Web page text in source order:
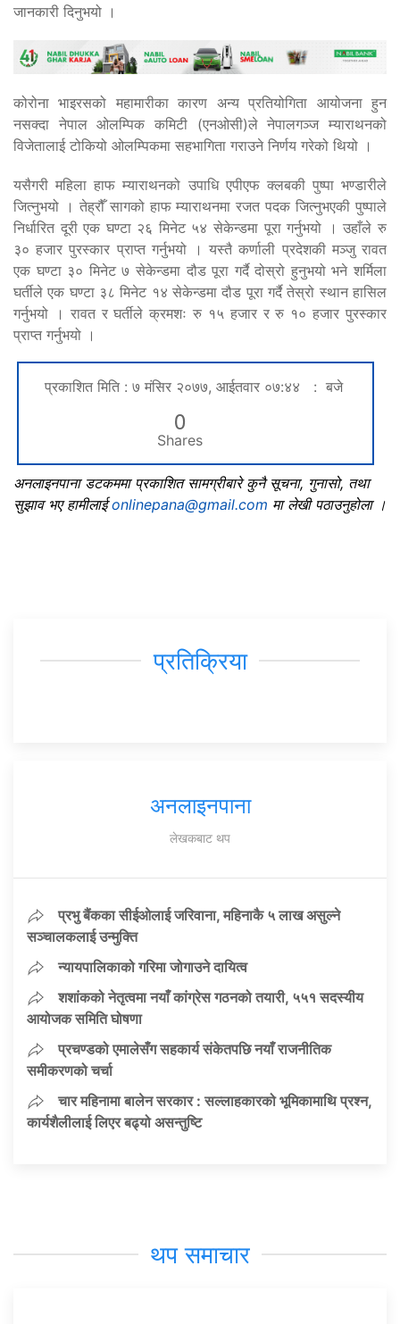
जानकारी दिनुभयो ।
कोरोना भाइरसको महामारीका कारण अन्य प्रतियोगिता आयोजना हुन
नसक्दा नेपाल ओलम्पिक कमिटी (एनओसी)ले नेपालगञ्ज म्याराथनको
विजेतालाई टोकियो ओलम्पिकमा सहभागिता गराउने निर्णय गरेको थियो ।
यसैगरी महिला हाफ म्याराथनको उपाधि एपीएफ क्लबकी पुष्पा भण्डारीले
जित्नुभयो । तेह्रौँ सागको हाफ म्याराथनमा रजत पदक जित्नुभएकी पुष्पाले
निर्धारित दूरी एक घण्टा २६ मिनेट ५४ सेकेन्डमा पूरा गर्नुभयो । उहाँले रु
३० हजार पुरस्कार प्राप्त गर्नुभयो । यस्तै कर्णाली प्रदेशकी मञ्जु रावत
एक घण्टा ३० मिनेट ७ सेकेन्डमा दौड पूरा गर्दै दोस्रो हुनुभयो भने शर्मिला
घर्तीले एक घण्टा ३८ मिनेट १४ सेकेन्डमा दौड पूरा गर्दै तेस्रो स्थान हासिल
गर्नुभयो । रावत र घर्तीले क्रमशः रु १५ हजार र रु १० हजार पुरस्कार
प्राप्त गर्नुभयो ।
प्रकाशित मिति : ७ मंसिर २०७७, आईतवार ०७:४४ : बजे
0
Shares
अनलाइनपाना डटकममा प्रकाशित सामग्रीबारे कुनै सूचना, गुनासो, तथा
सुझाव भए हामीलाईonlinepana@gmail.com मा लेखी पठाउनुहोला ।
प्रतिक्रिया
अनलाइनपाना
लेखकबाट थप
प्रभु बैंकका सीईओलाई जरिवाना, महिनाकै ५ लाख असुल्ने
सञ्चालकलाई उन्मुक्ति
न्यायपालिकाको गरिमा जोगाउने दायित्व
शशांकको नेतृत्वमा नयाँ कांग्रेस गठनको तयारी, ५५१ सदस्यीय
आयोजक समिति घोषणा
प्रचण्डको एमालेसँग सहकार्य संकेतपछि नयाँ राजनीतिक
समीकरणको चर्चा
चार महिनामा बालेन सरकार : सल्लाहकारको भूमिकामाथि प्रश्न,
कार्यशैलीलाई लिएर बढ्यो असन्तुष्टि
थप समाचार